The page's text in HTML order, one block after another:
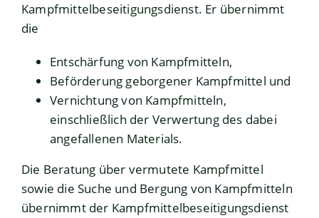
Kampfmittelbeseitigungsdienst. Er übernimmt
die
Entschärfung von Kampfmitteln,
Beförderung geborgener Kampfmittel und
Vernichtung von Kampfmitteln,
einschließlich der Verwertung des dabei
angefallenen Materials.
Die Beratung über vermutete Kampfmittel
sowie die Suche und Bergung von Kampfmitteln
übernimmt der Kampfmittelbeseitigungsdienst